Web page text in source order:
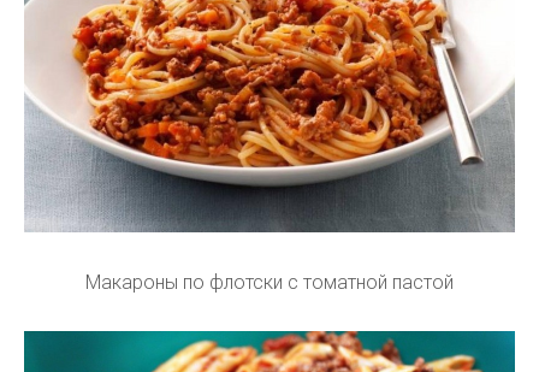
Макароны по флотски с томатной пастой